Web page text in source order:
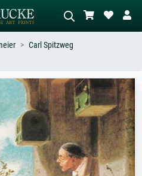
Beschreiben Sie die Szene – z.B. Grüne
Wiese, Abstrakt mit viel Rot, Dunkles
Ölgemälde, Stehender Akt neben einem
Baum.
Carl Spitzweg